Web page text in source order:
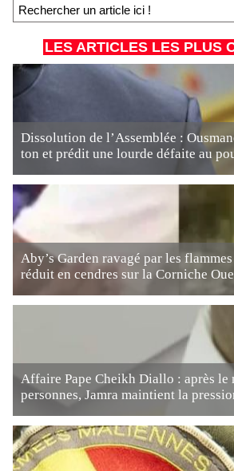
LES ARTICLES LES PLUS
Dissolution de l’Assemblée :
ton et prédit une lourde défaite au
Aby’s Garden ravagé par les
réduit en cendres sur la Corniche
Affaire Pape Cheikh Diallo : après le
personnes, Jamra maintient la